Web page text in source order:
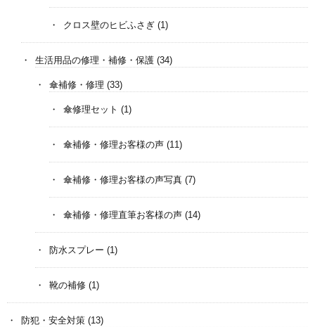
クロス壁のヒビふさぎ (1)
生活用品の修理・補修・保護 (34)
傘補修・修理 (33)
傘修理セット (1)
傘補修・修理お客様の声 (11)
傘補修・修理お客様の声写真 (7)
傘補修・修理直筆お客様の声 (14)
防水スプレー (1)
靴の補修 (1)
防犯・安全対策 (13)